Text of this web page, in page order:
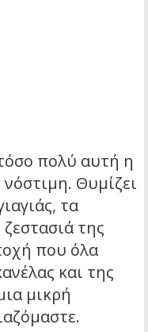
πολύ αυτή η
Θυμίζει
τα
της
που όλα
και της
μικρή